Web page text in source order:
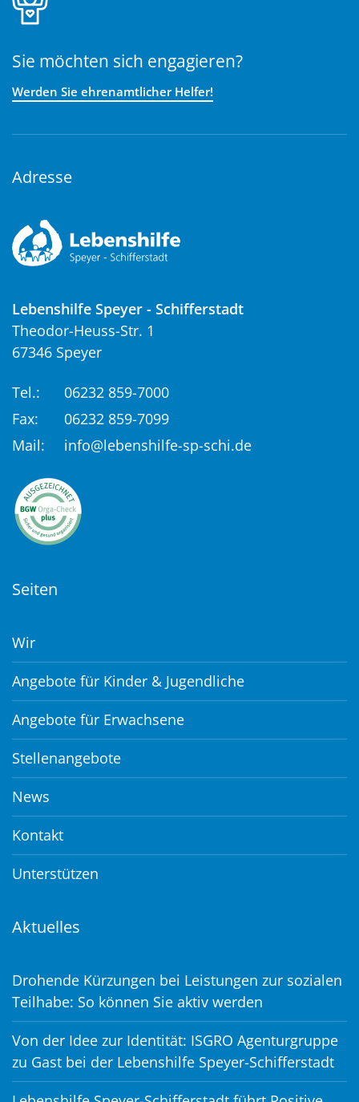
Sie möchten sich engagieren?
Werden Sie ehrenamtlicher Helfer!
Adresse
Lebenshilfe Speyer - Schifferstadt
Theodor-Heuss-Str. 1
67346 Speyer
Tel.:
06232 859-7000
Fax:
06232 859-7099
Mail:
info@lebenshilfe-sp-schi.de
Seiten
Wir
Angebote für Kinder & Jugendliche
Angebote für Erwachsene
Stellenangebote
News
Kontakt
Unterstützen
Aktuelles
Drohende Kürzungen bei Leistungen zur sozialen
Teilhabe: So können Sie aktiv werden
Von der Idee zur Identität: ISGRO Agenturgruppe
zu Gast bei der Lebenshilfe Speyer-Schifferstadt